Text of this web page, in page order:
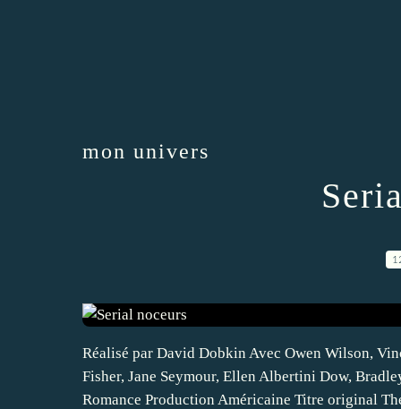
mon univers
Réalisé par David Dobkin Avec Owen Wilson,
Fisher, Jane Seymour, Ellen Albertini Dow,
Romance Production Américaine Titre original